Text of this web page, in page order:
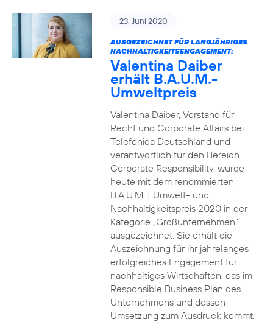
23. Juni 2020
AUSGEZEICHNET FÜR LANGJÄHRIGES
NACHHALTIGKEITSENGAGEMENT:
Valentina Daiber
erhält B.A.U.M.-
Umweltpreis
Valentina Daiber, Vorstand für
Recht und Corporate Affairs bei
Telefónica Deutschland und
verantwortlich für den Bereich
Corporate Responsibility, wurde
heute mit dem renommierten
B.A.U.M. | Umwelt- und
Nachhaltigkeitspreis 2020 in der
Kategorie „Großunternehmen“
ausgezeichnet. Sie erhält die
Auszeichnung für ihr jahrelanges
erfolgreiches Engagement für
nachhaltiges Wirtschaften, das im
Responsible Business Plan des
Unternehmens und dessen
Umsetzung zum Ausdruck kommt.